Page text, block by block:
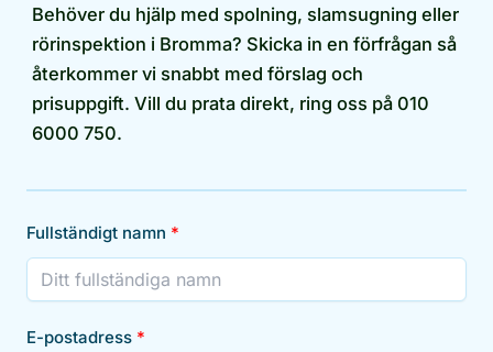
Behöver du hjälp med spolning, slamsugning eller
rörinspektion i Bromma? Skicka in en förfrågan så
återkommer vi snabbt med förslag och
prisuppgift. Vill du prata direkt, ring oss på 010
6000 750.
Fullständigt namn
E-postadress